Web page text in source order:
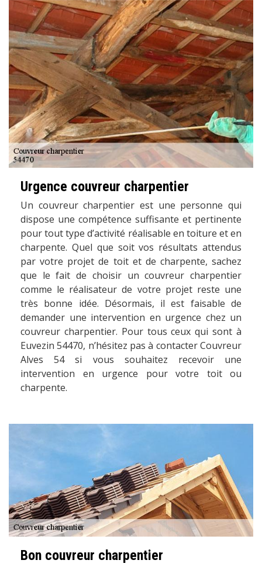
Urgence couvreur charpentier
Un couvreur charpentier est une personne qui
dispose une compétence suffisante et pertinente
pour tout type d’activité réalisable en toiture et en
charpente. Quel que soit vos résultats attendus
par votre projet de toit et de charpente, sachez
que le fait de choisir un couvreur charpentier
comme le réalisateur de votre projet reste une
très bonne idée. Désormais, il est faisable de
demander une intervention en urgence chez un
couvreur charpentier. Pour tous ceux qui sont à
Euvezin 54470, n’hésitez pas à contacter Couvreur
Alves 54 si vous souhaitez recevoir une
intervention en urgence pour votre toit ou
charpente.
Bon couvreur charpentier